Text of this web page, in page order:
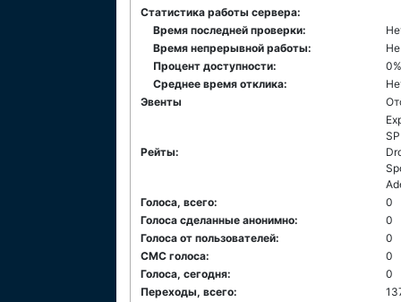
Статистика работы сервера:
Время последней проверки:
Время непрерывной работы:
Процент доступности:
0%
Среднее время отклика:
Эвенты
Рейты:
Голоса, всего:
0
Голоса сделанные анонимно:
0
Голоса от пользователей:
0
СМС голоса:
0
Голоса, сегодня:
0
Переходы, всего: